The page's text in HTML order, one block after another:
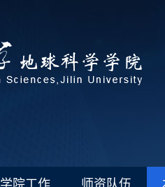
学院工作 师资队伍